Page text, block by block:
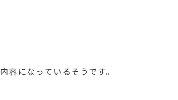
内容になっているそうです。